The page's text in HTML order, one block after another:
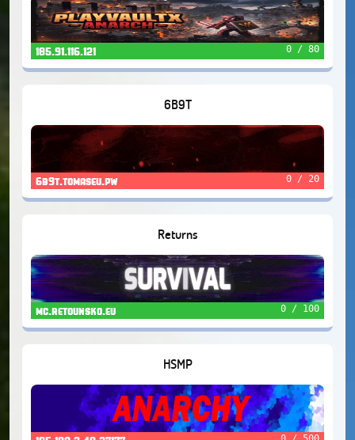
185.91.116.121 0 / 80
6B9T
6b9t.tomaseu.pw 0 / 20
Returns
mc.retounsko.eu 0 / 100
HSMP